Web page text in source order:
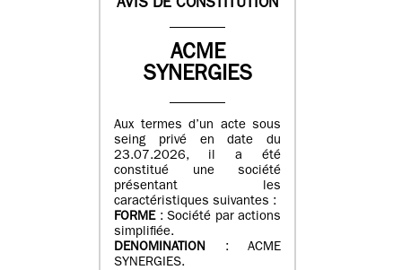
AVIS DE CONSTITUTION
ACME
SYNERGIES
Aux termes d’un acte sous
seing privé en date du
23.07.2026, il a été
constitué une société
présentant les
caractéristiques suivantes :
FORME: Société par actions
simplifiée.
DENOMINATION : ACME
SYNERGIES.